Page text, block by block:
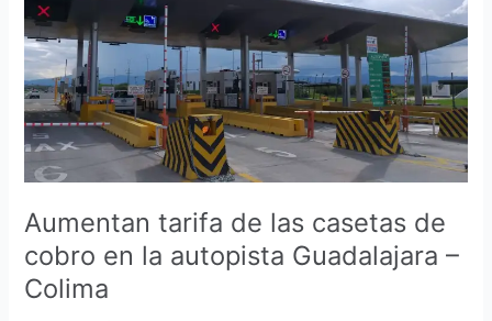
Aumentan tarifa de las casetas de
cobro en la autopista Guadalajara –
Colima
las
casetas
de
cobro
en
la
autopista
Guadalajara
–
Colima